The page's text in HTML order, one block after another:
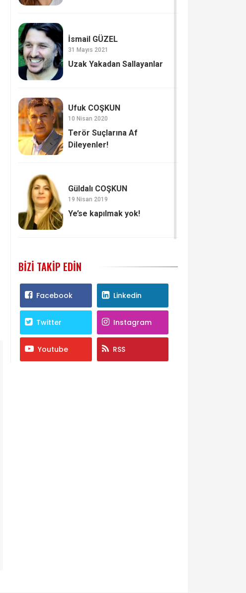
İsmail GÜZEL
31 Mayıs 2021
Uzak Yakadan Sallayanlar
Ufuk COŞKUN
10 Nisan 2020
Terör Suçlarına Af
Dileyenler!
Güldalı COŞKUN
19 Nisan 2019
Ye’se kapılmak yok!
BIZI TAKIP EDIN
Facebook Linkedin
Twitter Instagram
Youtube RSS